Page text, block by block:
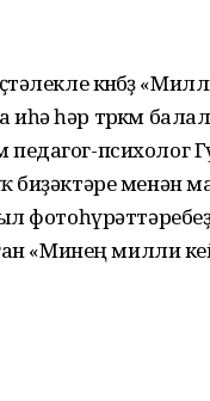
көнөбөҙ
һәр төркөм
психолог
би­ҙәктәре менән
«Минең милли